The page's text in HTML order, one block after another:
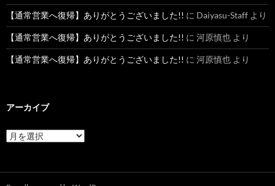
【通常営業へ復帰】ありがとうございました!! に Daiyasu-Staff より
【通常営業へ復帰】ありがとうございました!! に 河原慎也 より
【通常営業へ復帰】ありがとうございました!! に 河原慎也 より
アーカイブ
ア
ー